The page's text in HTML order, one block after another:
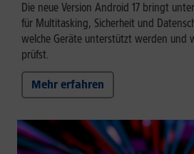
Die neue Version Android 17 bringt
für Multitasking, Sicherheit und
welche Geräte unterstützt werden und
prüfst.
Mehr erfahren